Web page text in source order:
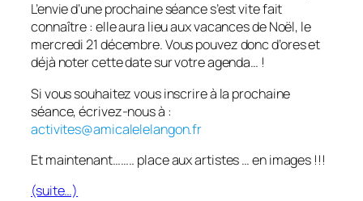
L’envie d’une prochaine séance s’est vite fait
connaître : elle aura lieu aux vacances de Noël, le
mercredi 21 décembre. Vous pouvez donc d’ores et
déjà noter cette date sur votre agenda… !
Si vous souhaitez vous inscrire à la prochaine
séance, écrivez-nous à :
activites@amicalelelangon.fr
Et maintenant…….. place aux artistes … en images !!!
(suite…)